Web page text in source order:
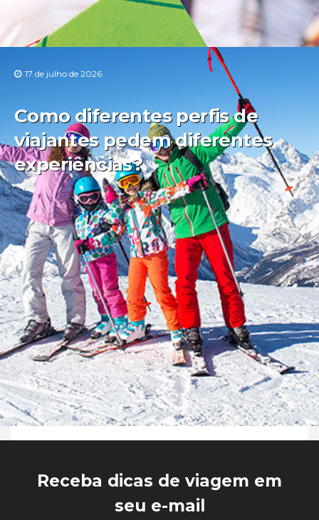
17 de julho de 2026
Como diferentes perfis de
viajantes pedem diferentes
experiências?
Receba dicas de viagem em
seu e-mail